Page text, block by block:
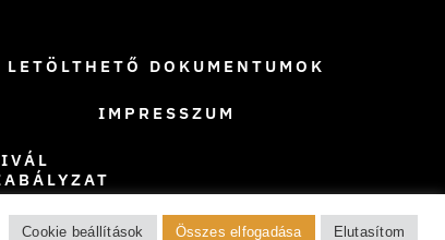
LETÖLTHETŐ DOKUMENTUMOK
IMPRESSZUM
Cookie beállítások Összes elfogadása Elutasítom